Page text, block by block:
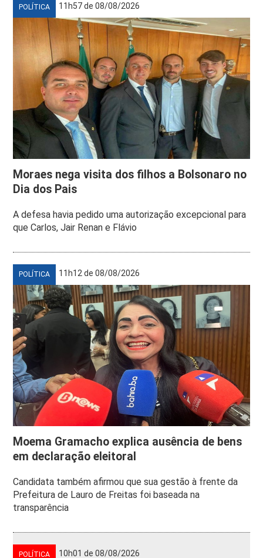
POLÍTICA 11h57 de 08/08/2026
Moraes nega visita dos filhos a Bolsonaro no
Dia dos Pais
A defesa havia pedido uma autorização excepcional para
que Carlos, Jair Renan e Flávio
POLÍTICA 11h12 de 08/08/2026
Moema Gramacho explica ausência de bens
em declaração eleitoral
Candidata também afirmou que sua gestão à frente da
Prefeitura de Lauro de Freitas foi baseada na
transparência
POLÍTICA 10h01 de 08/08/2026